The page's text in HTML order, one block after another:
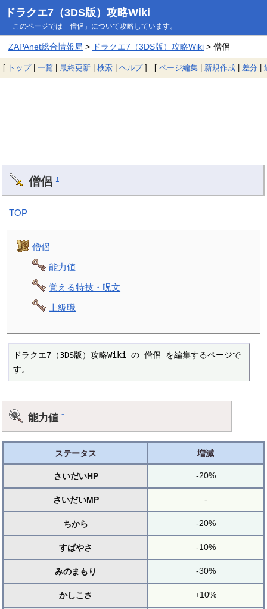
ドラクエ7（3DS版）攻略Wiki
このページでは「僧侶」について攻略しています。
ZAPAnet総合情報局 > ドラクエ7（3DS版）攻略Wiki> 僧侶
[ トップ| 一覧 | 最終更新 | 検索 | ヘルプ] [ ページ編集 | 新規作成 | 差分 |
僧侶 †
TOP
僧侶
能力値
覚える特技・呪文
上級職
ドラクエ7（3DS版）攻略Wiki の 僧侶 を編集するページで
す。
能力値†
ステータス 増減
さいだいHP -20%
さいだいMP -
ちから -20%
すばやさ -10%
みのまもり -30%
かしこさ +10%